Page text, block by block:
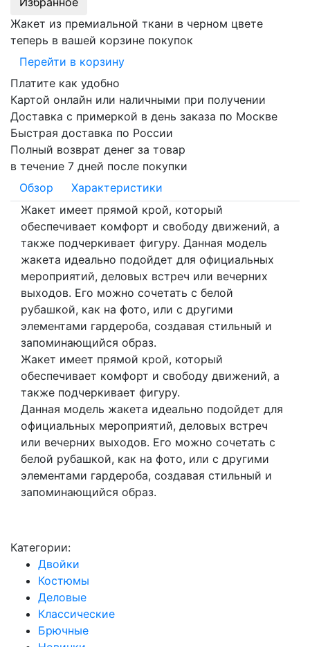
Жакет из премиальной ткани в черном цвете
теперь в вашей корзине покупок
Перейти в корзину
Платите как удобно
Картой онлайн или наличными при получении
Доставка с примеркой в день заказа по Москве
Быстрая доставка по России
Полный возврат денег за товар
в течение 7 дней после покупки
Обзор
Характеристики
Жакет имеет прямой крой, который
обеспечивает комфорт и свободу движений, а
также подчеркивает фигуру. Данная модель
жакета идеально подойдет для официальных
мероприятий, деловых встреч или вечерних
выходов. Его можно сочетать с белой
рубашкой, как на фото, или с другими
элементами гардероба, создавая стильный и
запоминающийся образ.
Жакет имеет прямой крой, который
обеспечивает комфорт и свободу движений, а
также подчеркивает фигуру.
Данная модель жакета идеально подойдет для
официальных мероприятий, деловых встреч
или вечерних выходов. Его можно сочетать с
белой рубашкой, как на фото, или с другими
элементами гардероба, создавая стильный и
запоминающийся образ.
Категории:
Двойки
Костюмы
Деловые
Классические
Брючные